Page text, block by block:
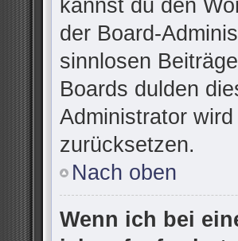
kannst du den
der Board-
sinnlosen
Boards dulden
Administrator
zurücksetzen.
Nach oben
Wenn ich bei